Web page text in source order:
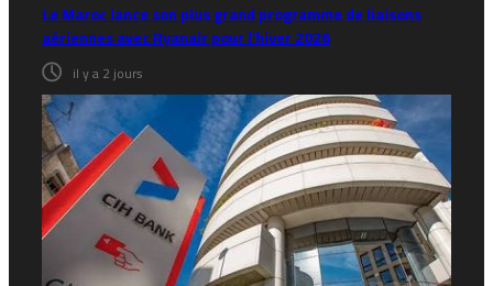
Le Maroc lance son plus grand programme de liaisons
aériennes avec Ryanair pour l’hiver 2026
il y a 2 jours